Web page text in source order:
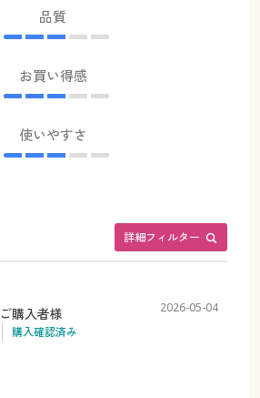
品質
お買い得感
使いやすさ
詳細フィルター
ご購入者様
購入確認済み
2026-05-04